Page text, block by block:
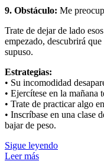
9. Obstáculo: Me
Trate de dejar de lado
empezado, descubrirá
supuso.
Estrategias:
• Su incomodidad
• Ejercítese en la mañana
• Trate de practicar algo
• Inscríbase en una clase
bajar de peso.
Sigue leyendo
Leer más